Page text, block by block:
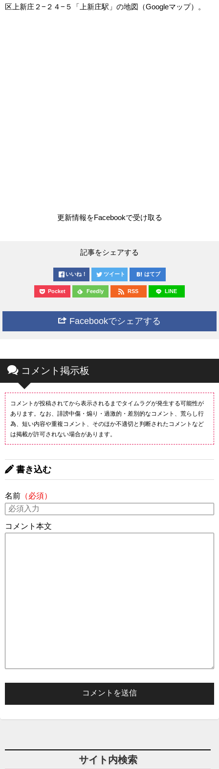
区上新庄２−２４−５「上新庄駅」の地図（Googleマップ）。
更新情報をFacebookで受け取る
記事をシェアする
いいね！ ツイート はてブ
Pocket Feedly RSS LINE
Facebookでシェアする
コメント掲示板
コメントが投稿されてから表示されるまでタイムラグが発生する可能性が
あります。なお、誹謗中傷・煽り・過激的・差別的なコメント、荒らし行
為、短い内容や重複コメント、そのほか不適切と判断されたコメントなど
は掲載が許可されない場合があります。
書き込む
名前 （必須）
コメント本文
サイト内検索